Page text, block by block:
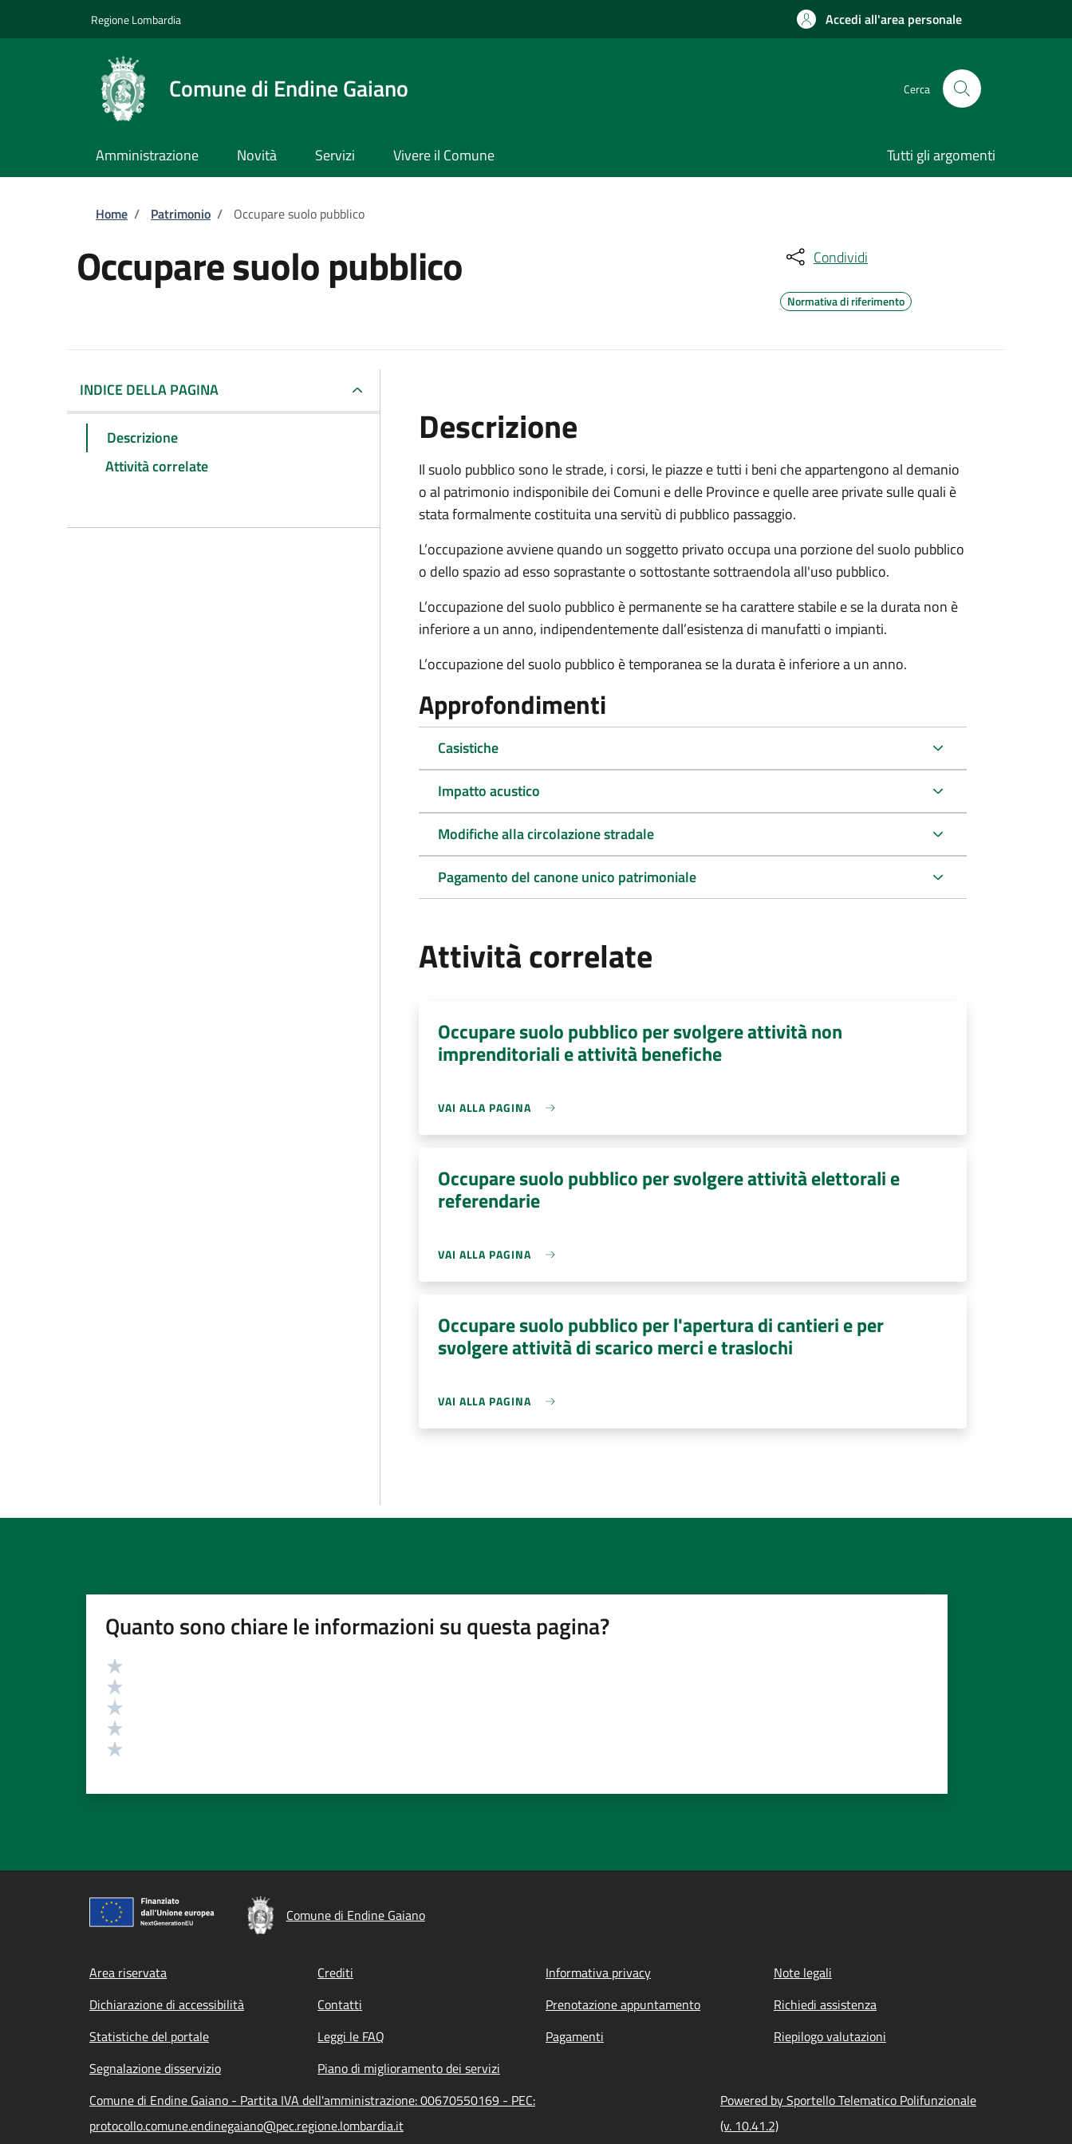
Regione Lombardia Accedi all'area personale
Comune di Endine Gaiano Cerca
Amministrazione Novità Servizi Vivere il Comune Tutti gli argomenti
Briciole di pane
Home / Patrimonio / Occupare suolo pubblico
Occupare suolo pubblico Condividi
Normativa di riferimento
INDICE DELLA PAGINA
Descrizione
Attività correlate
Descrizione
Il suolo pubblico sono le strade, i corsi, le piazze e tutti i beni che appartengono al demanio
o al patrimonio indisponibile dei Comuni e delle Province e quelle aree private sulle quali è
stata formalmente costituita una servitù di pubblico passaggio.
L’occupazione avviene quando un soggetto privato occupa una porzione del suolo pubblico
o dello spazio ad esso soprastante o sottostante sottraendola all'uso pubblico.
L’occupazione del suolo pubblico è permanente se ha carattere stabile e se la durata non è
inferiore a un anno, indipendentemente dall’esistenza di manufatti o impianti.
L’occupazione del suolo pubblico è temporanea se la durata è inferiore a un anno.
Approfondimenti
Casistiche
Impatto acustico
Modifiche alla circolazione stradale
Pagamento del canone unico patrimoniale
Attività correlate
Occupare suolo pubblico per svolgere attività non
imprenditoriali e attività benefiche
VAI ALLA PAGINA
Occupare suolo pubblico per svolgere attività elettorali e
referendarie
VAI ALLA PAGINA
Occupare suolo pubblico per l'apertura di cantieri e per
svolgere attività di scarico merci e traslochi
VAI ALLA PAGINA
Quanto sono chiare le informazioni su questa pagina?
Valutazione
Comune di Endine Gaiano
Footer menu
Area riservata Crediti Informativa privacy
Note legali
Dichiarazione di accessibilità
Contatti Prenotazione appuntamento
Richiedi assistenza
Statistiche del portale
Leggi le FAQ Pagamenti
Riepilogo valutazioni
Segnalazione disservizio
Piano di miglioramento dei servizi
Comune di Endine Gaiano - Partita IVA dell'amministrazione: 00670550169 - PEC:
protocollo.comune.endinegaiano@pec.regione.lombardia.it
Powered by Sportello Telematico Polifunzionale
(v. 10.41.2)